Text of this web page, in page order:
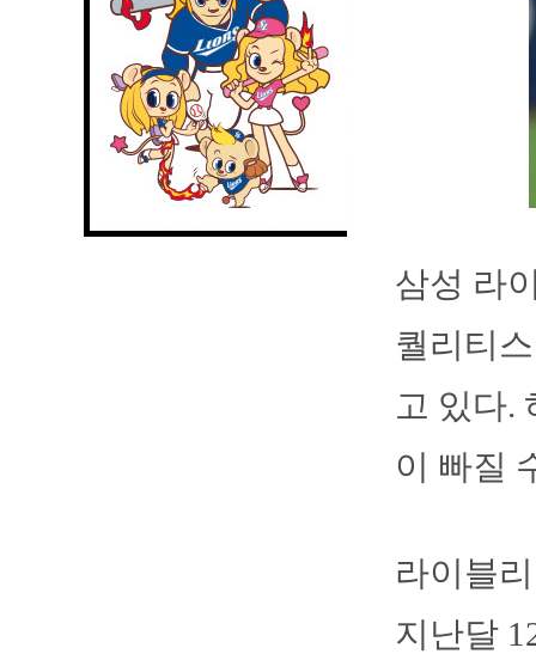
삼성 라
퀄리티
고 있다.
이 빠질
라이블
지난달